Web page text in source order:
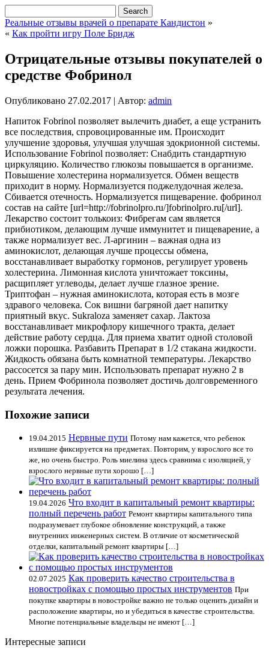
Реальные отзывы врачей о препарате Кандистон »
« Как пройти игру Поле Бридж
Отрицательные отзывы покупателей о
средстве Фобринол
Опубликовано 27.02.2017 | Автор: admin
Напиток Fobrinol позволяет вылечить диабет, а еще устранить
все последствия, спровоцированные им. Происходит
улучшение здоровья, улучшая улучшая эдокрионной системы.
Использование Fobrinol позволяет: Снабдить стандартную
циркуляцию. Количество глюкозы повышается в организме.
Повышение холестерина нормализуется. Обмен веществ
приходит в норму. Нормализуется поджелудочная железа.
Сбивается отечность. Нормализуется пищеварение. фобринол
состав на сайте [url=http://fobrinolpro.ru/]fobrinolpro.ru[/url].
Лекарство состоит толькоиз: Фибрегам сам является
прибиотиком, делающим лучше иммунитет и пищеварение, а
также нормализует вес. Л-аргинин – важная одна из
аминокислот, делающая лучше процессы обмена,
восстанавливает выработку гормонов, регулирует уровень
холестерина. Лимонная кислота уничтожает токсины,
расщипляет углеводы, делает лучше глазное зрение.
Триптофан – нужная аминокислота, которая есть в мозге
здравого человека. Сок вишни багряной дает напитку
приятный вкус. Sukraloza заменяет сахар. Лактоза
восстанавливает микрофлору кишечного тракта, делает
действие работу сердца. Для приема хватит одной столовой
ложки порошка. Разбавить Препарат в 1/2 стакана жидкости.
Жидкость обязана быть комнатной температуры. Лекарство
рассосется за пару мин. Использовать препарат нужно 2 в
день. Прием Фобринола позволяет достичь долговременного
результата лечения.
Похожие записи
19.04.2015 Нервные пути Потому нам кажется, что ребенок
излишне фиксируется на предметах. Повторим, у взрослого все то
же, но очень быстро. Роль миелина здесь сравнима с изоляцией, у
взрослого нервные пути хорошо […]
19.04.2026 Что входит в капитальный ремонт квартиры:
полный перечень работ Ремонт квартиры капитального типа
подразумевает глубокое обновление конструкций, а также
внутренних инженерных систем. В отличие от косметической
отделки, капитальный ремонт квартиры […]
02.07.2025 Как проверить качество строительства в
новостройках с помощью простых инструментов При
покупке квартиры в новостройке важно не только оценить дизайн и
расположение квартиры, но и убедиться в качестве строительства.
Многие потенциальные владельцы не имеют […]
Интересные записи